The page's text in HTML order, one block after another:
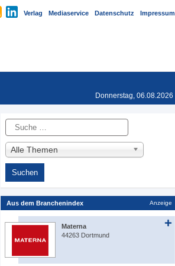
Verlag Mediaservice Datenschutz Impressum
Donnerstag, 06.08.2026
Suche
Alle Themen
Aus dem Branchenindex Anzeige
Materna
44263 Dortmund